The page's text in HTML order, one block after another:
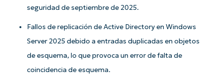
seguridad de septiembre de 2025.
Fallos de replicación de Active Directory en Windows
Server 2025 debido a entradas duplicadas en objetos
de esquema, lo que provoca un error de falta de
coincidencia de esquema.